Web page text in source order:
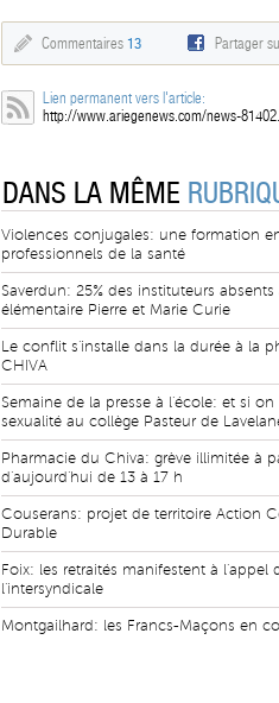
Commentaires 13 Partager
Lien permanent vers l'article:
http://www.ariegenews.com/news-
DANS LA MÊME
Violences conjugales: une formation
professionnels de la santé
Saverdun: 25% des instituteurs absents
élémentaire Pierre et Marie Curie
Le conflit s'installe dans la durée à la
CHIVA
Semaine de la presse à l'école: et si on
sexualité au collège Pasteur de
Pharmacie du Chiva: grève illimitée à
d'aujourd'hui de 13 à 17 h
Couserans: projet de territoire Action
Durable
Foix: les retraités manifestent à l'appel
l'intersyndicale
Montgailhard: les Francs-Maçons en